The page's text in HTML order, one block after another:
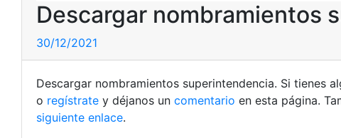
Descargar nombramientos
30/12/2021
Descargar nombramientos superintendencia. Si tienes
o regístrate y déjanos un comentario en esta página.
siguiente enlace.